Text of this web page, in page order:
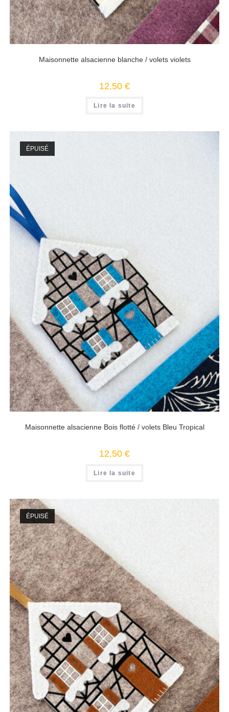
Maisonnette alsacienne blanche / volets violets
12,50 €
Lire la suite
ÉPUISÉ
Maisonnette alsacienne Bois flotté / volets Bleu Tropical
12,50 €
Lire la suite
ÉPUISÉ